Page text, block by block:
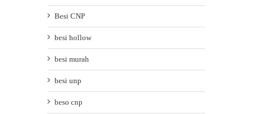
Besi CNP
besi hollow
besi murah
besi unp
beso cnp